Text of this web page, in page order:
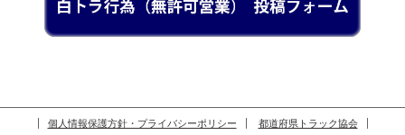
個人情報保護方針・プライバシーポリシー 都道府県トラック協会